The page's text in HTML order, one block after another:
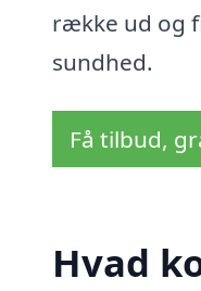
række ud og
sundhed.
Få tilbud,
Hvad